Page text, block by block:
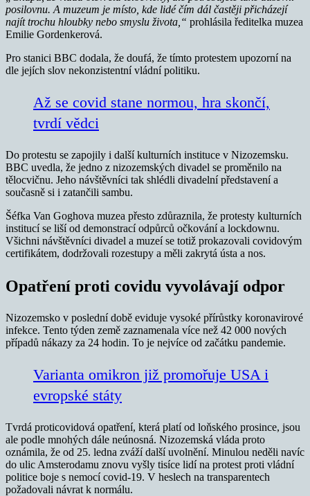
posilovnu. A muzeum je místo, kde lidé čím dál častěji přicházejí
najít trochu hloubky nebo smyslu života,“ prohlásila ředitelka muzea
Emilie Gordenkerová.
Pro stanici BBC dodala, že doufá, že tímto protestem upozorní na
dle jejích slov nekonzistentní vládní politiku.
Až se covid stane normou, hra skončí,
tvrdí vědci
Do protestu se zapojily i další kulturních instituce v Nizozemsku.
BBC uvedla, že jedno z nizozemských divadel se proměnilo na
tělocvičnu. Jeho návštěvníci tak shlédli divadelní představení a
současně si i zatančili sambu.
Šéfka Van Goghova muzea přesto zdůraznila, že protesty kulturních
institucí se liší od demonstrací odpůrců očkování a lockdownu.
Všichni návštěvníci divadel a muzeí se totiž prokazovali covidovým
certifikátem, dodržovali rozestupy a měli zakrytá ústa a nos.
Opatření proti covidu vyvolávají odpor
Nizozemsko v poslední době eviduje vysoké přírůstky koronavirové
infekce. Tento týden země zaznamenala více než 42 000 nových
případů nákazy za 24 hodin. To je nejvíce od začátku pandemie.
Varianta omikron již promořuje USA i
evropské státy
Tvrdá proticovidová opatření, která platí od loňského prosince, jsou
ale podle mnohých dále neúnosná. Nizozemská vláda proto
oznámila, že od 25. ledna zváží další uvolnění. Minulou neděli navíc
do ulic Amsterodamu znovu vyšly tisíce lidí na protest proti vládní
politice boje s nemocí covid-19. V heslech na transparentech
požadovali návrat k normálu.